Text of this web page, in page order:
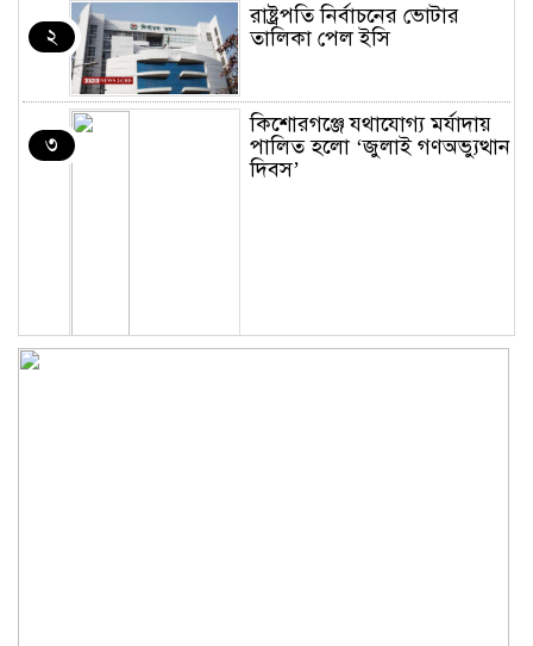
২
রাষ্ট্রপতি নির্বাচনের ভোটার
তালিকা পেল ইসি
৩
কিশোরগঞ্জে যথাযোগ্য মর্যাদায়
পালিত হলো ‘জুলাই গণঅভ্যুত্থান
দিবস’